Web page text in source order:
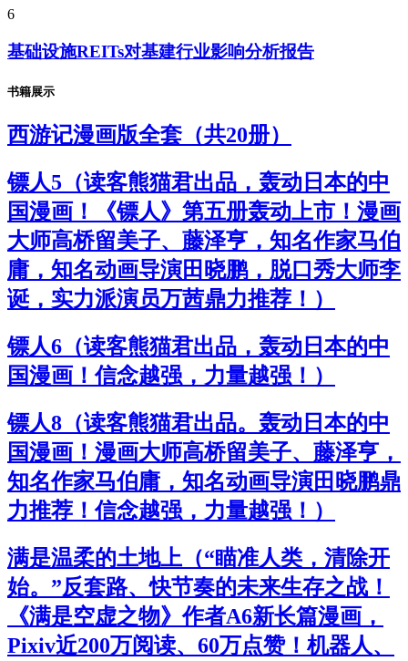
6
基础设施REITs对基建行业影响分析报告
书籍展示
西游记漫画版全套（共20册）
镖人5（读客熊猫君出品，轰动日本的中
国漫画！《镖人》第五册轰动上市！漫画
大师高桥留美子、藤泽亨，知名作家马伯
庸，知名动画导演田晓鹏，脱口秀大师李
诞，实力派演员万茜鼎力推荐！）
镖人6（读客熊猫君出品，轰动日本的中
国漫画！信念越强，力量越强！）
镖人8（读客熊猫君出品。轰动日本的中
国漫画！漫画大师高桥留美子、藤泽亨，
知名作家马伯庸，知名动画导演田晓鹏鼎
力推荐！信念越强，力量越强！）
满是温柔的土地上（“瞄准人类，清除开
始。”反套路、快节奏的未来生存之战！
《满是空虚之物》作者A6新长篇漫画，
Pixiv近200万阅读、60万点赞！机器人、